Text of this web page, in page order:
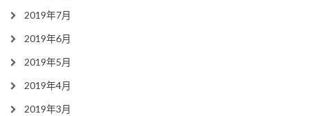
2019年7月
2019年6月
2019年5月
2019年4月
2019年3月